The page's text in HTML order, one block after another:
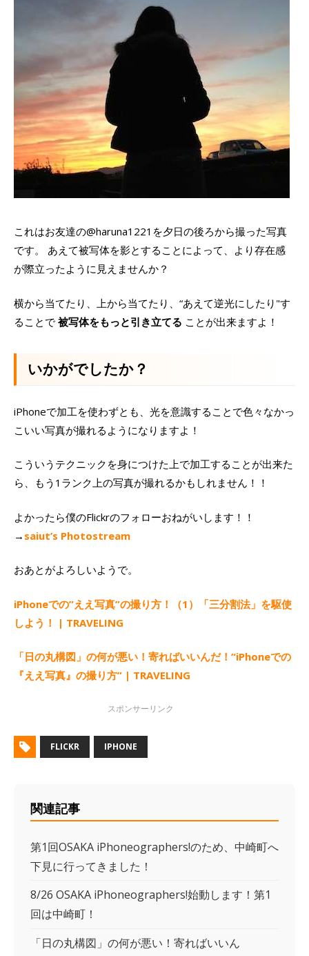
これはお友達の@haruna1221を夕日の後ろから撮った写真
です。 あえて被写体を影とすることによって、より存在感
が際立ったように見えませんか？
横から当てたり、上から当てたり、“あえて逆光にしたり"す
ることで 被写体をもっと引き立てる ことが出来ますよ！
いかがでしたか？
iPhoneで加工を使わずとも、光を意識することで色々なかっ
こいい写真が撮れるようになりますよ！
こういうテクニックを身につけた上で加工することが出来た
ら、もう1ランク上の写真が撮れるかもしれません！！
よかったら僕のFlickrのフォローおねがいします！！
→ saiut’s Photostream
おあとがよろしいようで。
iPhoneでの”ええ写真”の撮り方！（1）「三分割法」を駆使
しよう！ | TRAVELING
「日の丸構図」の何が悪い！寄ればいいんだ！“iPhoneでの
『ええ写真』の撮り方” | TRAVELING
FLICKR IPHONE
関連記事
第1回OSAKA iPhoneographers!のため、中崎町へ
下見に行ってきました！
8/26 OSAKA iPhoneographers!始動します！第1
回は中崎町！
「日の丸構図」の何が悪い！寄ればいいん